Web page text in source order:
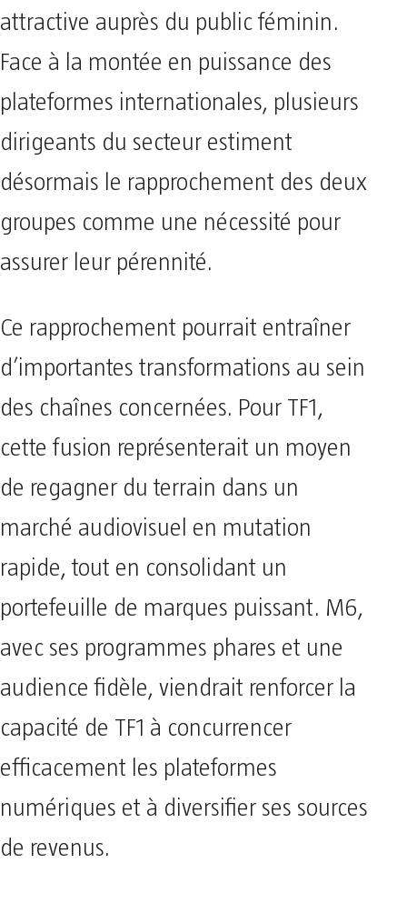
attractive auprès du public féminin.
Face à la montée en puissance des
plateformes internationales, plusieurs
dirigeants du secteur estiment
désormais le rapprochement des deux
groupes comme une nécessité pour
assurer leur pérennité.
Ce rapprochement pourrait entraîner
d’importantes transformations au sein
des chaînes concernées. Pour TF1,
cette fusion représenterait un moyen
de regagner du terrain dans un
marché audiovisuel en mutation
rapide, tout en consolidant un
portefeuille de marques puissant. M6,
avec ses programmes phares et une
audience fidèle, viendrait renforcer la
capacité de TF1 à concurrencer
efficacement les plateformes
numériques et à diversifier ses sources
de revenus.